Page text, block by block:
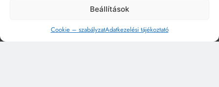
Beállítások
Cookie – szabályzatAdatkezelési tájékoztató